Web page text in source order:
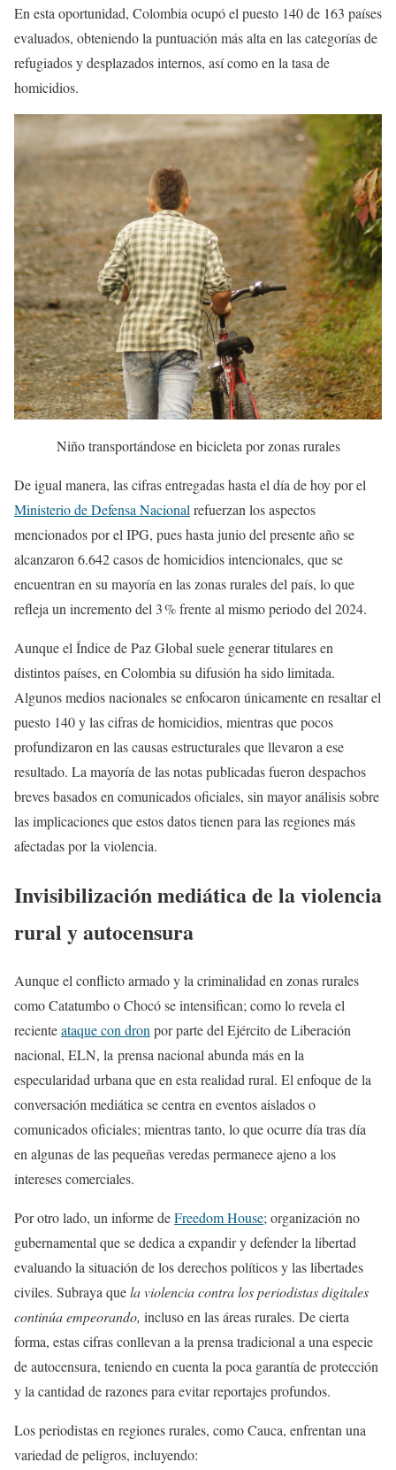
En esta oportunidad, Colombia ocupó el puesto 140 de 163 países
evaluados, obteniendo la puntuación más alta en las categorías de
refugiados y desplazados internos, así como en la tasa de
homicidios.
Niño transportándose en bicicleta por zonas rurales
De igual manera, las cifras entregadas hasta el día de hoy por el
Ministerio de Defensa Nacionalrefuerzan los aspectos
mencionados por el IPG, pues hasta junio del presente año se
alcanzaron 6.642 casos de homicidios intencionales, que se
encuentran en su mayoría en las zonas rurales del país, lo que
refleja un incremento del 3 % frente al mismo periodo del 2024.
Aunque el Índice de Paz Global suele generar titulares en
distintos países, en Colombia su difusión ha sido limitada.
Algunos medios nacionales se enfocaron únicamente en resaltar el
puesto 140 y las cifras de homicidios, mientras que pocos
profundizaron en las causas estructurales que llevaron a ese
resultado. La mayoría de las notas publicadas fueron despachos
breves basados en comunicados oficiales, sin mayor análisis sobre
las implicaciones que estos datos tienen para las regiones más
afectadas por la violencia.
Invisibilización mediática de la violencia
rural y autocensura
Aunque el conflicto armado y la criminalidad en zonas rurales
como Catatumbo o Chocó se intensifican; como lo revela el
recienteataque con dronpor parte del Ejército de Liberación
nacional, ELN, la prensa nacional abunda más en la
especularidad urbana que en esta realidad rural. El enfoque de la
conversación mediática se centra en eventos aislados o
comunicados oficiales; mientras tanto, lo que ocurre día tras día
en algunas de las pequeñas veredas permanece ajeno a los
intereses comerciales.
Por otro lado, un informe deFreedom House; organización no
gubernamental que se dedica a expandir y defender la libertad
evaluando la situación de los derechos políticos y las libertades
civiles. Subraya quela violencia contra los periodistas digitales
continúa empeorando, incluso en las áreas rurales. De cierta
forma, estas cifras conllevan a la prensa tradicional a una especie
de autocensura, teniendo en cuenta la poca garantía de protección
y la cantidad de razones para evitar reportajes profundos.
Los periodistas en regiones rurales, como Cauca, enfrentan una
variedad de peligros, incluyendo: